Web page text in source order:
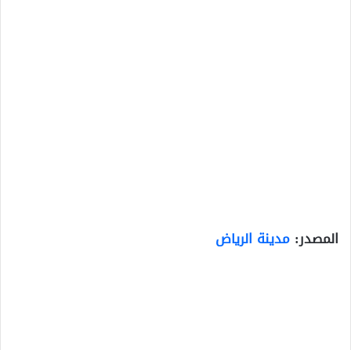
المصدر: مدينة الرياض